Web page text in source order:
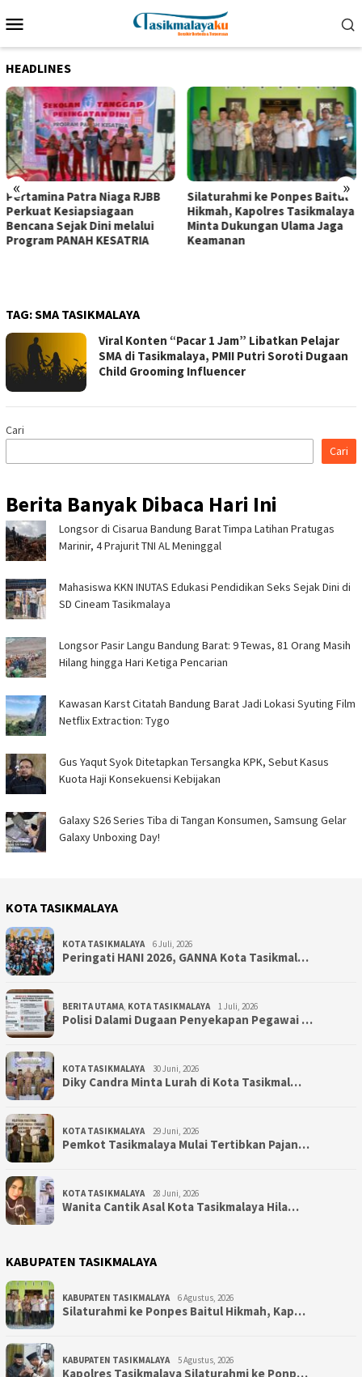
ke
Mobile
HEADLINES
« »
Pertamina Patra Niaga RJBB
Perkuat Kesiapsiagaan
Bencana Sejak Dini melalui
Program PANAH KESATRIA
Silaturahmi ke Ponpes Baitul
Hikmah, Kapolres Tasikmalaya
Minta Dukungan Ulama Jaga
Keamanan
TAG:SMA TASIKMALAYA
Viral Konten “Pacar 1 Jam” Libatkan Pelajar
SMA di Tasikmalaya, PMII Putri Soroti Dugaan
Child Grooming Influencer
Cari
Cari
Berita Banyak Dibaca Hari Ini
Longsor di Cisarua Bandung Barat Timpa Latihan Pra­tugas
Marinir, 4 Prajurit TNI AL Meninggal
Mahasiswa KKN INUTAS Edukasi Pendidikan Seks Sejak Dini di
SD Cineam Tasikmalaya
Longsor Pasir Langu Bandung Barat: 9 Tewas, 81 Orang Masih
Hilang hingga Hari Ketiga Pencarian
Kawasan Karst Citatah Bandung Barat Jadi Lokasi Syuting Film
Netflix Extraction: Tygo
Gus Yaqut Syok Ditetapkan Tersangka KPK, Sebut Kasus
Kuota Haji Konsekuensi Kebijakan
Galaxy S26 Series Tiba di Tangan Konsumen, Samsung Gelar
Galaxy Unboxing Day!
KOTA TASIKMALAYA
KOTA TASIKMALAYA 6 Juli, 2026
Peringati HANI 2026, GANNA Kota Tasikmal…
BERITA UTAMA KOTA TASIKMALAYA 1 Juli, 2026
Polisi Dalami Dugaan Penyekapan Pegawai …
KOTA TASIKMALAYA 30 Juni, 2026
Diky Candra Minta Lurah di Kota Tasikmal…
KOTA TASIKMALAYA 29 Juni, 2026
Pemkot Tasikmalaya Mulai Tertibkan Pajan…
KOTA TASIKMALAYA 28 Juni, 2026
Wanita Cantik Asal Kota Tasikmalaya Hila…
KABUPATEN TASIKMALAYA
KABUPATEN TASIKMALAYA 6 Agustus, 2026
Silaturahmi ke Ponpes Baitul Hikmah, Kap…
KABUPATEN TASIKMALAYA 5 Agustus, 2026
Kapolres Tasikmalaya Silaturahmi ke Ponp…